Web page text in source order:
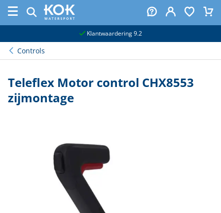
Klantwaardering 9.2
Controls
Teleflex Motor control CHX8553
zijmontage